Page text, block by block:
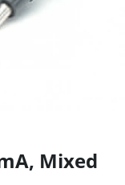
, Mixed